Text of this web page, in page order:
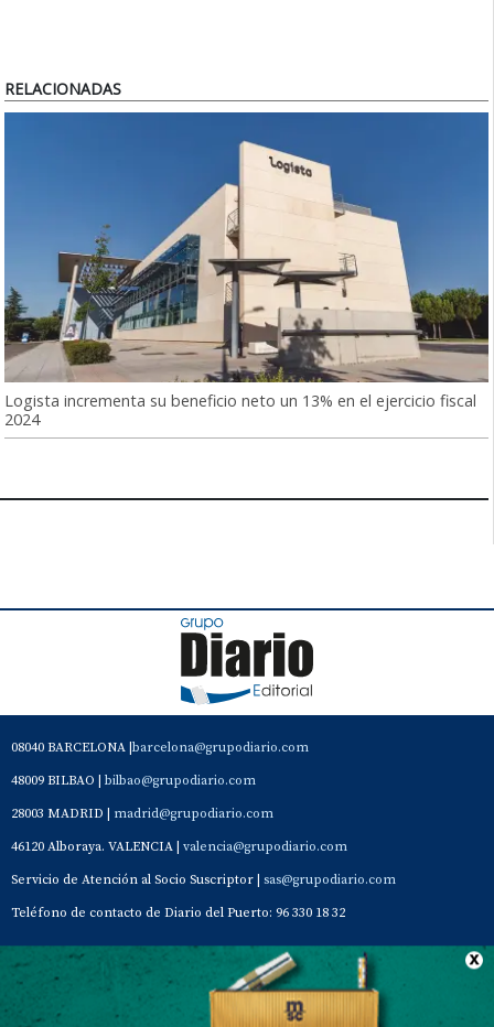
RELACIONADAS
Logista incrementa su beneficio neto un 13% en el ejercicio fiscal
2024
08040 BARCELONA | barcelona@grupodiario.com
48009 BILBAO | bilbao@grupodiario.com
28003 MADRID | madrid@grupodiario.com
46120 Alboraya. VALENCIA | valencia@grupodiario.com
Servicio de Atención al Socio Suscriptor | sas@grupodiario.com
Teléfono de contacto de Diario del Puerto: 96 330 18 32
Contacto Aviso Legal Quiénes somos Política de privacidad